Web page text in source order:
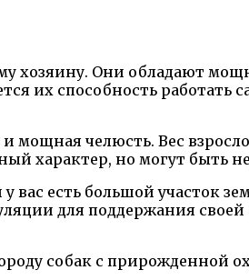
хозяину. Они обладают
их способность работать
мощная челюсть. Вес
характер, но могут быть
есть большой участок
для поддержания
собак с прирожденной